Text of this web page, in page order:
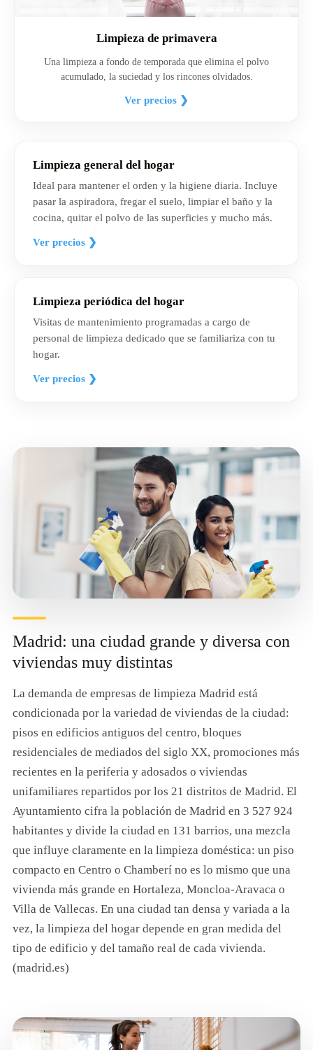
Limpieza de primavera
Una limpieza a fondo de temporada que elimina el polvo
acumulado, la suciedad y los rincones olvidados.
Ver precios ❯
Limpieza general del hogar
Ideal para mantener el orden y la higiene diaria. Incluye
pasar la aspiradora, fregar el suelo, limpiar el baño y la
cocina, quitar el polvo de las superficies y mucho más.
Ver precios ❯
Limpieza periódica del hogar
Visitas de mantenimiento programadas a cargo de
personal de limpieza dedicado que se familiariza con tu
hogar.
Ver precios ❯
Madrid: una ciudad grande y diversa con
viviendas muy distintas
La demanda de empresas de limpieza Madrid está
condicionada por la variedad de viviendas de la ciudad:
pisos en edificios antiguos del centro, bloques
residenciales de mediados del siglo XX, promociones más
recientes en la periferia y adosados o viviendas
unifamiliares repartidos por los 21 distritos de Madrid. El
Ayuntamiento cifra la población de Madrid en 3 527 924
habitantes y divide la ciudad en 131 barrios, una mezcla
que influye claramente en la limpieza doméstica: un piso
compacto en Centro o Chamberí no es lo mismo que una
vivienda más grande en Hortaleza, Moncloa-Aravaca o
Villa de Vallecas. En una ciudad tan densa y variada a la
vez, la limpieza del hogar depende en gran medida del
tipo de edificio y del tamaño real de cada vivienda.
(madrid.es)